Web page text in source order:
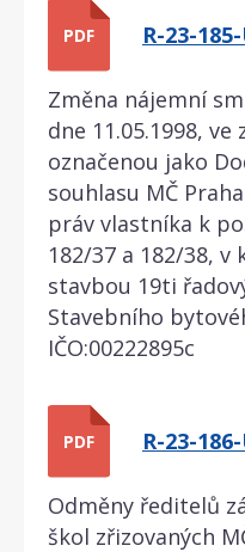
PDF R-23-
Změna nájemní
dne 11.05.1998,
označenou jako
souhlasu MČ
práv vlastníka k
182/37 a 182/38, v
stavbou 19ti
Stavebního
IČO:00222895c
PDF R-23-
Odměny ředitelů
škol zřizovaných